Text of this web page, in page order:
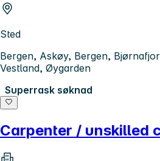
Sted
Bergen, Askøy, Bergen,
Vestland, Øygarden
Superrask søknad
Carpenter / unskilled